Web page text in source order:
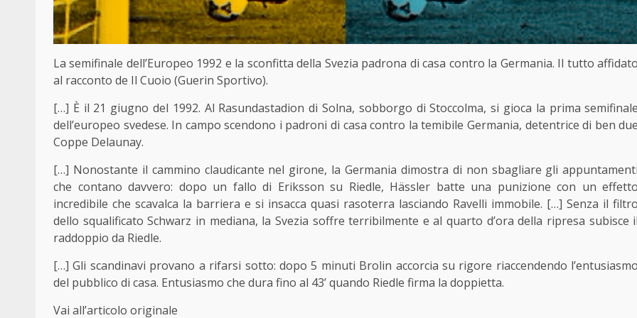
La semifinale dell’Europeo 1992 e la sconfitta della Svezia padrona di casa contro la Germania. Il tutto affidato
al racconto de Il Cuoio (Guerin Sportivo).
[…] È il 21 giugno del 1992. Al Rasundastadion di Solna, sobborgo di Stoccolma, si gioca la prima semifinale
dell’europeo svedese. In campo scendono i padroni di casa contro la temibile Germania, detentrice di ben due
Coppe Delaunay.
[…] Nonostante il cammino claudicante nel girone, la Germania dimostra di non sbagliare gli appuntamenti
che contano davvero: dopo un fallo di Eriksson su Riedle, Hässler batte una punizione con un effetto
incredibile che scavalca la barriera e si insacca quasi rasoterra lasciando Ravelli immobile. […] Senza il filtro
dello squalificato Schwarz in mediana, la Svezia soffre terribilmente e al quarto d’ora della ripresa subisce il
raddoppio da Riedle.
[…] Gli scandinavi provano a rifarsi sotto: dopo 5 minuti Brolin accorcia su rigore riaccendendo l’entusiasmo
del pubblico di casa. Entusiasmo che dura fino al 43’ quando Riedle firma la doppietta.
Vai all’articolo originale